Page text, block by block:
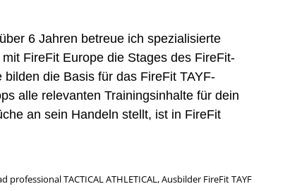
6 Jahren betreue ich spezialisierte
FireFit Europe die Stages des FireFit-
die Basis für das FireFit TAYF-
alle relevanten Trainingsinhalte für dein
an sein Handeln stellt, ist in FireFit
professional TACTICAL ATHLETICAL, Ausbilder FireFit TAYF